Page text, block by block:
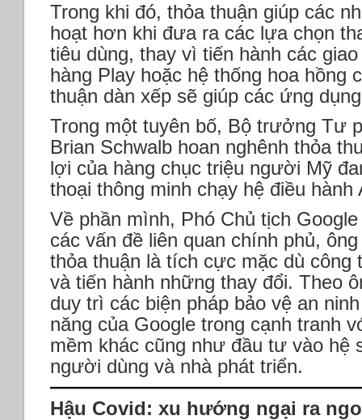
Trong khi đó, thỏa thuận giúp các
hoạt hơn khi đưa ra các lựa chọn
tiêu dùng, thay vì tiến hành các
hàng Play hoặc hệ thống hoa hồng
thuận dàn xếp sẽ giúp các ứng
Trong một tuyên bố, Bộ trưởng Tư
Brian Schwalb hoan nghênh thỏa
lợi của hàng chục triệu người Mỹ
thoại thông minh chạy hệ điều hành
Về phần mình, Phó Chủ tịch
các vấn đề liên quan chính phủ,
thỏa thuận là tích cực mặc dù công
và tiến hành những thay đổi. Theo
duy trì các biện pháp bảo vệ an
năng của Google trong cạnh tranh
mềm khác cũng như đầu tư vào hệ
người dùng và nhà phát triển.
Hậu Covid: xu hướng ngại ra